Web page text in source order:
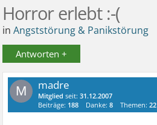
Horror erlebt :-(
inAngststörung & Panikstörung
Antworten +
M madre
Mitglied seit:31.12.2007
Beiträge: 188 Danke:8 Themen:22